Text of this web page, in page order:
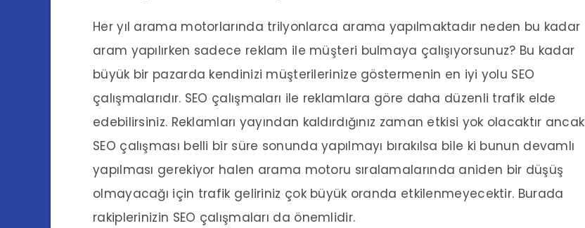
Her yıl arama motorlarında trilyonlarca arama yapılmaktadır neden bu kadar
aram yapılırken sadece reklam ile müşteri bulmaya çalışıyorsunuz? Bu kadar
büyük bir pazarda kendinizi müşterilerinize göstermenin en iyi yolu SEO
çalışmalarıdır. SEO çalışmaları ile reklamlara göre daha düzenli trafik elde
edebilirsiniz. Reklamları yayından kaldırdığınız zaman etkisi yok olacaktır ancak
SEO çalışması belli bir süre sonunda yapılmayı bırakılsa bile ki bunun devamlı
yapılması gerekiyor halen arama motoru sıralamalarında aniden bir düşüş
olmayacağı için trafik geliriniz çok büyük oranda etkilenmeyecektir. Burada
rakiplerinizin SEO çalışmaları da önemlidir.